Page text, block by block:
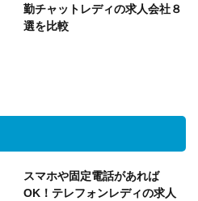
勤チャットレディの求人会社８
選を比較
スマホや固定電話があれば
OK！テレフォンレディの求人